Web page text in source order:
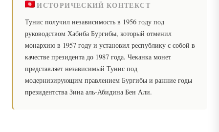
ИСТОРИЧЕСКИЙ КОНТЕКСТ
Тунис получил независимость в 1956 году под
руководством Хабиба Бургибы, который отменил
монархию в 1957 году и установил республику с собой в
качестве президента до 1987 года. Чеканка монет
представляет независимый Тунис под
модернизирующим правлением Бургибы и ранние годы
президентства Зина аль-Абидина Бен Али.